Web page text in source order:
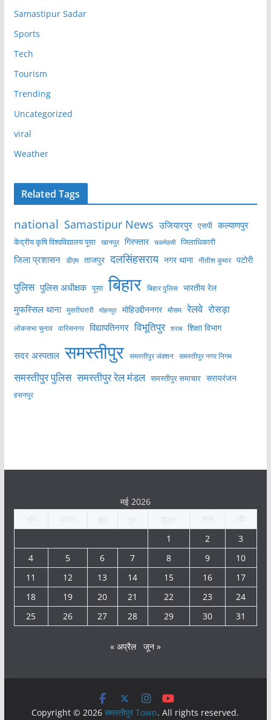
Samastipur Sadar
Sports
Tech
Tourism
Trending
Uncategorized
viral
Weather
Related Tags
national Samastipur News उजियारपुर एसपी कल्याणपुर
केंद्रीय कृषि विश्वविद्यालय पूसा खानपुर गिरफ्तार चकमेहसी जिलाधिकारी
जिला प्रशासन डीएम ताजपुर दलसिंहसराय नगर थाना नीतीश कुमार पटोरी
पुलिस पुलिस अधीक्षक पूसा बिहार बिहार पुलिस भारतीय रेल
मुफस्सिल थाना मुसरीघरारी मोहनपुर मोहिउद्दीननगर मौसम रेलवे रोसड़ा
लोकसभा चुनाव वारिसनगर विद्यापतिनगर विभूतिपुर शराब शिक्षा विभाग
सदर अस्पताल समस्तीपुर समस्तीपुर जंक्शन समस्तीपुर नगर निगम
समस्तीपुर पुलिस समस्तीपुर रेल मंडल समस्तीपुर समाचार सरायरंजन
हसनपुर
मई 2026
1
2
3
4
5 6 7 8 9
10
11
12 13 14 15 16
17
18
19 20 21 22 23
24
25
26 27 28 29 30 31
« अप्रैल जून »
Copyright © 2026समस्तीपुर Town. All rights reserved.